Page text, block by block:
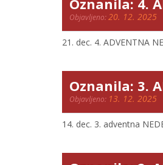
Oznanila: 4.
Objavljeno:20. 12. 2025
21. dec. 4. ADVENTNA
Oznanila: 3.
Objavljeno: 13. 12. 2025
14. dec. 3. adventna